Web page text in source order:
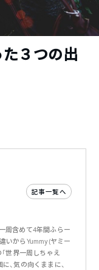
３つの出
記事一覧へ
周含めて4年間ふらー
いからYummy(ヤミー
世界一周しちゃえ
、気の向くままに、